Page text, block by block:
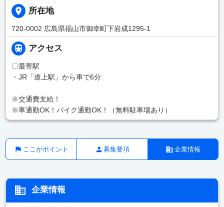
所在地
720-0002 広島県福山市御幸町下岩成1295-1
アクセス
〇最寄駅
・JR「道上駅」から車で6分
※交通費支給！
※車通勤OK！バイク通勤OK！（無料駐車場あり）
ここがポイント 募集要項 企業情報
企業情報